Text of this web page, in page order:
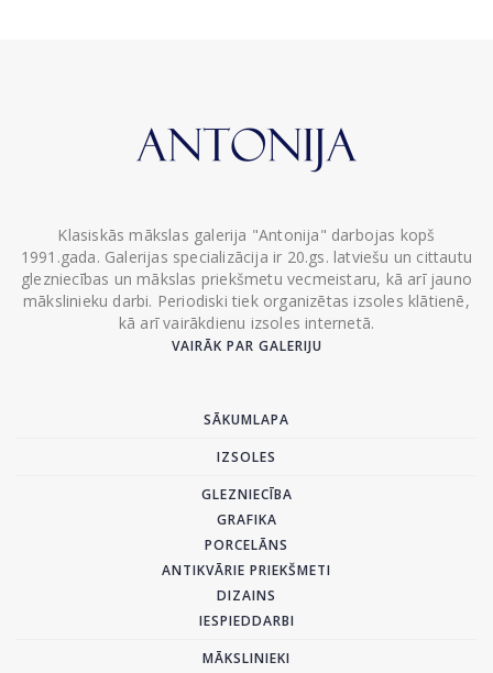
Klasiskās mākslas galerija "Antonija" darbojas kopš
1991.gada. Galerijas specializācija ir 20.gs. latviešu un cittautu
glezniecības un mākslas priekšmetu vecmeistaru, kā arī jauno
mākslinieku darbi. Periodiski tiek organizētas izsoles klātienē,
kā arī vairākdienu izsoles internetā.
VAIRĀK PAR GALERIJU
SĀKUMLAPA
IZSOLES
GLEZNIECĪBA
GRAFIKA
PORCELĀNS
ANTIKVĀRIE PRIEKŠMETI
DIZAINS
IESPIEDDARBI
MĀKSLINIEKI